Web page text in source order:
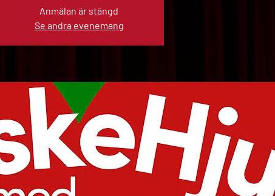
Anmälan är stängd
Se andra evenemang